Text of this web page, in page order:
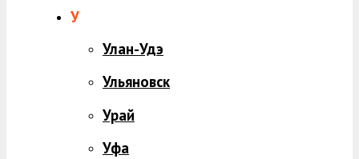
У
Улан-Удэ
Ульяновск
Урай
Уфа